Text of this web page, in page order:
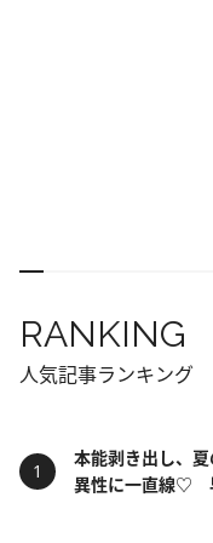
RANKING
人気記事ランキング
本能剥き出し、
異性に一直線♡